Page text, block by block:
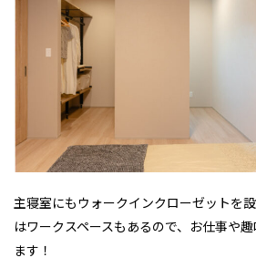
主寝室にもウォークインクローゼットを
はワークスペースもあるので、お仕事や
ます！